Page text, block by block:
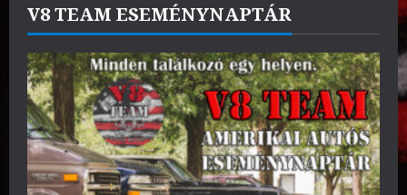
V8 TEAM ESEMÉNYNAPTÁR